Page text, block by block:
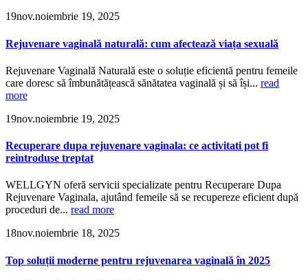
19nov.noiembrie 19, 2025
Rejuvenare vaginală naturală: cum afectează viața sexuală
Rejuvenare Vaginală Naturală este o soluție eficientă pentru femeile
care doresc să îmbunătățească sănătatea vaginală și să își... read
more
19nov.noiembrie 19, 2025
Recuperare dupa rejuvenare vaginala: ce activitati pot fi
reintroduse treptat
WELLGYN oferă servicii specializate pentru Recuperare Dupa
Rejuvenare Vaginala, ajutând femeile să se recupereze eficient după
proceduri de... read more
18nov.noiembrie 18, 2025
Top soluții moderne pentru rejuvenarea vaginală în 2025